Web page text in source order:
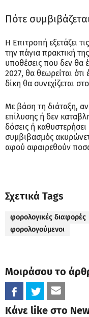
Πότε
Η Επιτροπή εξετάζει
την πάγια πρακτική
υποθέσεις που δεν θα
2027, θα θεωρείται
δίκη θα συνεχίζεται
Με βάση τη διάταξη,
επίλυσης ή δεν
δόσεις ή
συμβιβασμός
αφού αφαιρεθούν
Σχετικά Tags
φορολογικές διαφορές
φορολογούμενοι
Μοιράσου το
Κάνε like στο